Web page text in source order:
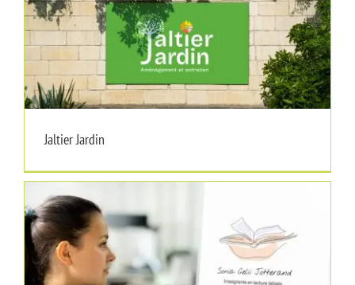
Jaltier Jardin
Jaltier Jardin
Sonia Celii Jotterand